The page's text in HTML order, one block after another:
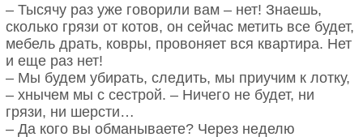
– Тысячу раз уже говорили вам – нет! Знаешь,
сколько грязи от котов, он сейчас метить все будет,
мебель драть, ковры, провоняет вся квартира. Нет
и еще раз нет!
– Мы будем убирать, следить, мы приучим к лотку,
– хнычем мы с сестрой. – Ничего не будет, ни
грязи, ни шерсти…
– Да кого вы обманываете? Через неделю